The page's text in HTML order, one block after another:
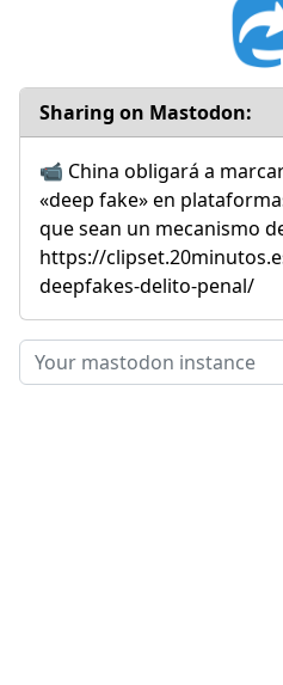
Sharing on Mastodon:
📹 China obligará a
«deep fake» en
que sean un mecanismo
https://
deepfakes-delito-penal/